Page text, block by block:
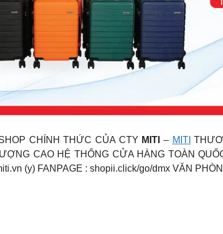
CHÍNH THỨC CỦA CTY MITI – MITI
CAO HỆ THỐNG CỬA HÀNG TOÀN
(y) FANPAGE : shopii.click/go/dmx VĂN